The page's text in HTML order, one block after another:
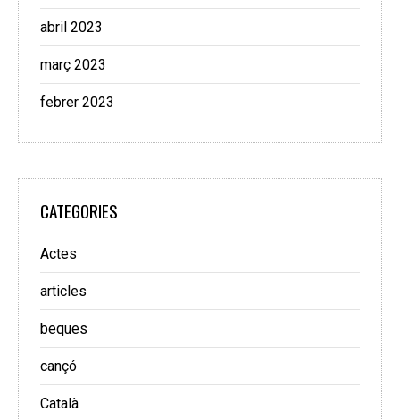
abril 2023
març 2023
febrer 2023
CATEGORIES
Actes
articles
beques
cançó
Català